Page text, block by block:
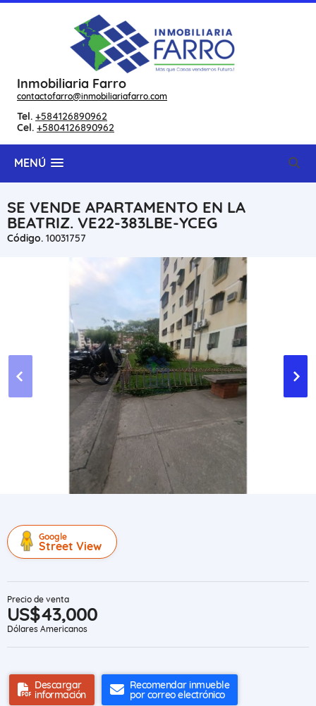
Inmobiliaria Farro
contactofarro@inmobiliariafarro.com
Tel. +584126890962
Cel. +5804126890962
MENÚ
SE VENDE APARTAMENTO EN LA
BEATRIZ. VE22-383LBE-YCEG
Código. 10031757
Google
Street View
Precio de venta
US$43,000
Dólares Americanos
Descargar
información
Recomendar inmueble
por correo electrónico